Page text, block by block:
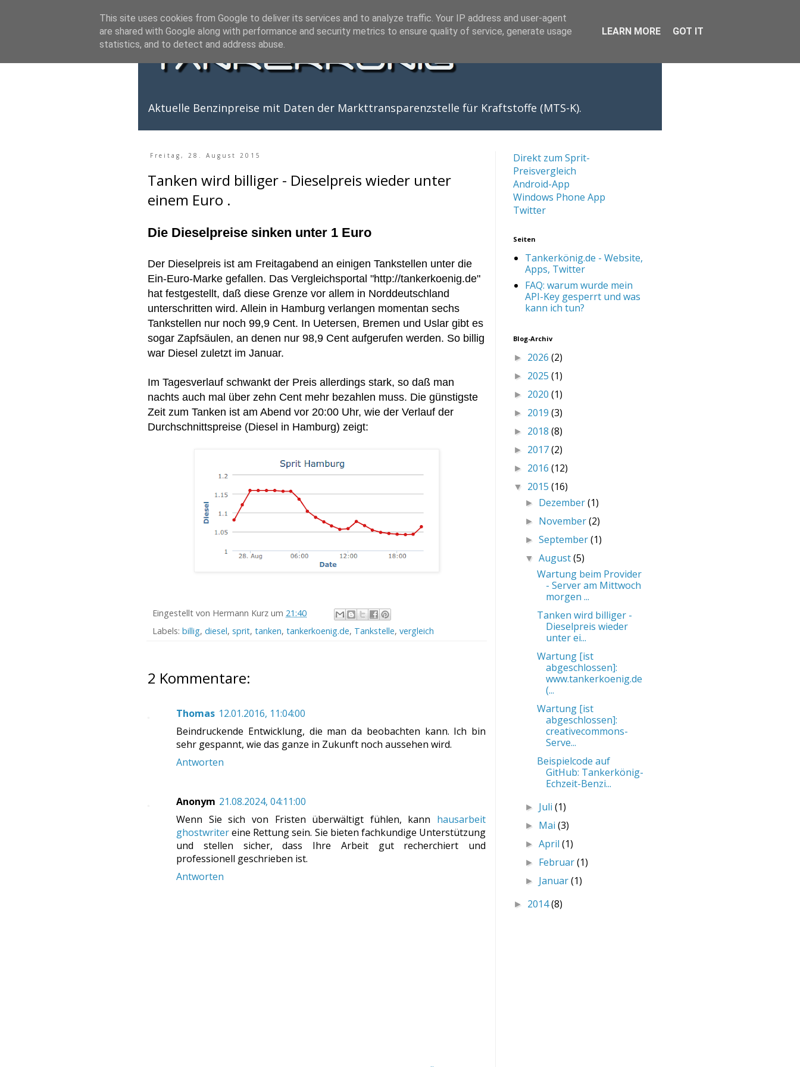
Aktuelle Benzinpreise mit Daten der Markttransparenzstelle für Kraftstoffe (MTS-K).
Freitag, 28. August 2015
Tanken wird billiger - Dieselpreis wieder unter
einem Euro .
Die Dieselpreise sinken unter 1 Euro
Der Dieselpreis ist am Freitagabend an einigen Tankstellen unter die
Ein-Euro-Marke gefallen. Das Vergleichsportal "http://tankerkoenig.de"
hat festgestellt, daß diese Grenze vor allem in Norddeutschland
unterschritten wird. Allein in Hamburg verlangen momentan sechs
Tankstellen nur noch 99,9 Cent. In Uetersen, Bremen und Uslar gibt es
sogar Zapfsäulen, an denen nur 98,9 Cent aufgerufen werden. So billig
war Diesel zuletzt im Januar.
Im Tagesverlauf schwankt der Preis allerdings stark, so daß man
nachts auch mal über zehn Cent mehr bezahlen muss. Die günstigste
Zeit zum Tanken ist am Abend vor 20:00 Uhr, wie der Verlauf der
Durchschnittspreise (Diesel in Hamburg) zeigt:
Eingestellt von Hermann Kurz um 21:40
Labels: billig, diesel, sprit, tanken, tankerkoenig.de, Tankstelle, vergleich
2 Kommentare:
Thomas 12.01.2016, 11:04:00
Beindruckende Entwicklung, die man da beobachten kann. Ich bin
sehr gespannt, wie das ganze in Zukunft noch aussehen wird.
Antworten
Anonym 21.08.2024, 04:11:00
Wenn Sie sich von Fristen überwältigt fühlen, kann hausarbeit
ghostwritereine Rettung sein. Sie bieten fachkundige Unterstützung
und stellen sicher, dass Ihre Arbeit gut recherchiert und
professionell geschrieben ist.
Antworten
Direkt zum Sprit-
Preisvergleich
Android-App
Windows Phone App
Twitter
Seiten
Tankerkönig.de - Website,
Apps, Twitter
FAQ: warum wurde mein
API-Key gesperrt und was
kann ich tun?
Blog-Archiv
► 2026 (2)
► 2025 (1)
► 2020 (1)
► 2019 (3)
► 2018 (8)
► 2017(2)
► 2016 (12)
▼ 2015 (16)
► Dezember(1)
► November(2)
►September(1)
▼August(5)
Wartung beim Provider
- Server am Mittwoch
morgen ...
Tanken wird billiger -
Dieselpreis wieder
unter ei...
Wartung [ist
abgeschlossen]:
www.tankerkoenig.de
(...
Wartung [ist
abgeschlossen]:
creativecommons-
Serve...
Beispielcode auf
GitHub: Tankerkönig-
Echzeit-Benzi...
► Juli(1)
► Mai(3)
►April(1)
► Februar(1)
► Januar(1)
► 2014(8)
This site uses cookies from Google to deliver its services and to analyze traffic. Your IP address and user-agent
are shared with Google along with performance and security metrics to ensure quality of service, generate usage
statistics, and to detect and address abuse.
LEARN MORE GOT IT